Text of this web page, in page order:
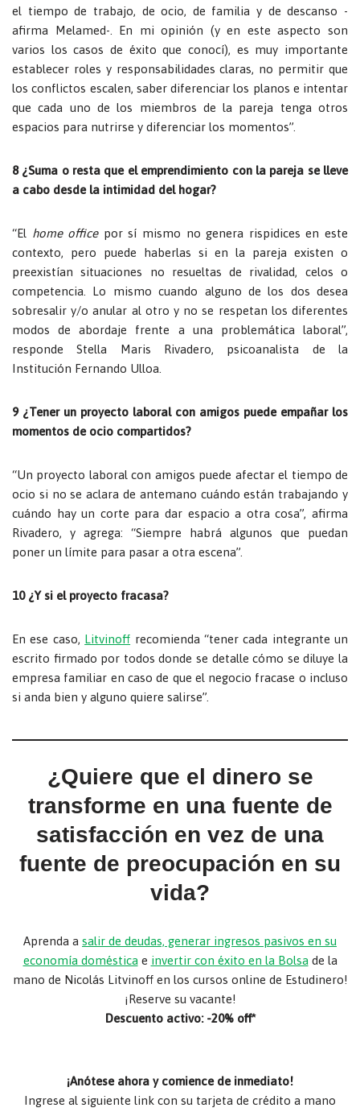
el tiempo de trabajo, de ocio, de familia y de descanso -
afirma Melamed-. En mi opinión (y en este aspecto son
varios los casos de éxito que conocí), es muy importante
establecer roles y responsabilidades claras, no permitir que
los conflictos escalen, saber diferenciar los planos e intentar
que cada uno de los miembros de la pareja tenga otros
espacios para nutrirse y diferenciar los momentos”.
8 ¿Suma o resta que el emprendimiento con la pareja se lleve
a cabo desde la intimidad del hogar?
“El home officepor sí mismo no genera rispidices en este
contexto, pero puede haberlas si en la pareja existen o
preexistían situaciones no resueltas de rivalidad, celos o
competencia. Lo mismo cuando alguno de los dos desea
sobresalir y/o anular al otro y no se respetan los diferentes
modos de abordaje frente a una problemática laboral”,
responde Stella Maris Rivadero, psicoanalista de la
Institución Fernando Ulloa.
9 ¿Tener un proyecto laboral con amigos puede empañar los
momentos de ocio compartidos?
“Un proyecto laboral con amigos puede afectar el tiempo de
ocio si no se aclara de antemano cuándo están trabajando y
cuándo hay un corte para dar espacio a otra cosa”, afirma
Rivadero, y agrega: “Siempre habrá algunos que puedan
poner un límite para pasar a otra escena”.
10 ¿Y si el proyecto fracasa?
En ese caso, Litvinoff recomienda “tener cada integrante un
escrito firmado por todos donde se detalle cómo se diluye la
empresa familiar en caso de que el negocio fracase o incluso
si anda bien y alguno quiere salirse”.
¿Quiere que el dinero se
transforme en una fuente de
satisfacción en vez de una
fuente de preocupación en su
vida?
Aprenda a salir de deudas, generar ingresos pasivos en su
economía doméstica e invertir con éxito en la Bolsa de la
mano de Nicolás Litvinoff en los cursos online de Estudinero!
¡Reserve su vacante!
Descuento activo: -20% off*
¡Anótese ahora y comience de inmediato!
Ingrese al siguiente link con su tarjeta de crédito a mano